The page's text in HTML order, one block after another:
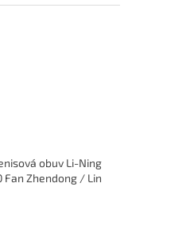
obuv Li-Ning
Fan Zhendong / Lin